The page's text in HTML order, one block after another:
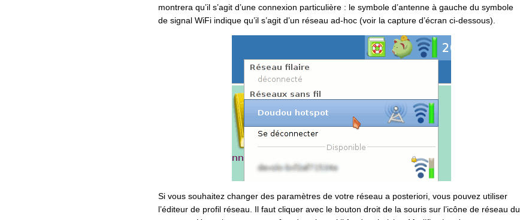
montrera qu’il s’agit d’une connexion particulière : le symbole d’antenne à gauche du symbole
de signal WiFi indique qu’il s’agit d’un réseau ad-hoc (voir la capture d’écran ci-dessous).
Si vous souhaitez changer des paramètres de votre réseau a posteriori, vous pouvez utiliser
l’éditeur de profil réseau. Il faut cliquer avec le bouton droit de la souris sur l’icône de réseau du